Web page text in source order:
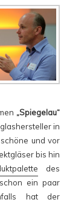
„Spiegelau“
in
und vor
bis hin
des
ein paar
hat der